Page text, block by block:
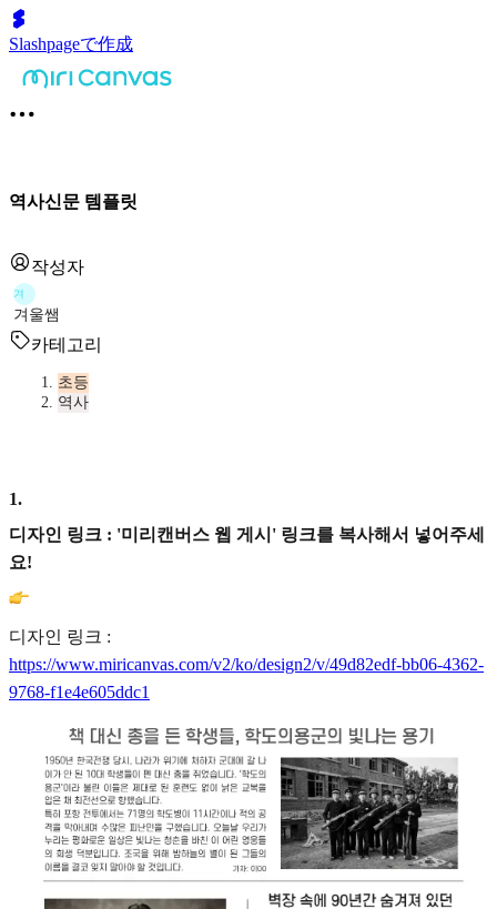
Slashpageで作成
역사신문 템플릿
작성자
겨
겨울쌤
카테고리
초등
역사
1.
디자인 링크 : '미리캔버스 웹 게시' 링크를 복사해서 넣어주세
요!
디자인 링크 :
https://www.miricanvas.com/v2/ko/design2/v/49d82edf-bb06-4362-
9768-f1e4e605ddc1